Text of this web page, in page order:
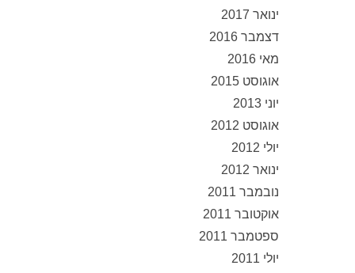
ינואר 2017
דצמבר 2016
מאי 2016
אוגוסט 2015
יוני 2013
אוגוסט 2012
יולי 2012
ינואר 2012
נובמבר 2011
אוקטובר 2011
ספטמבר 2011
יולי 2011